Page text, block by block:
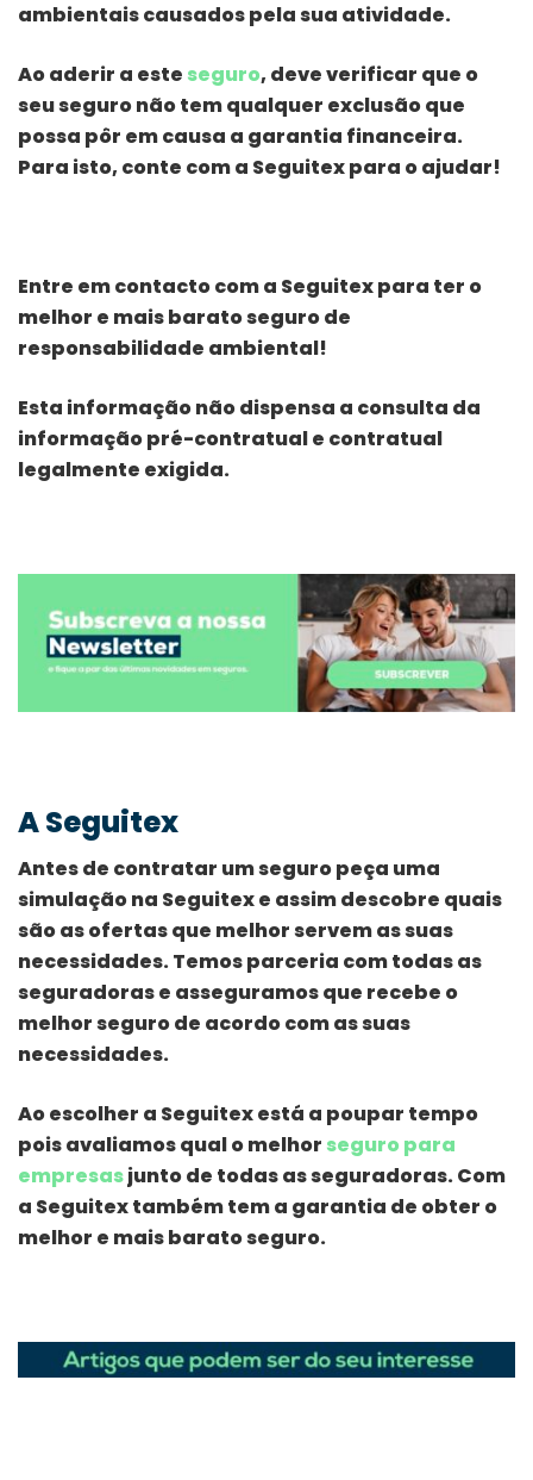
ambientais causados pela sua atividade.
Ao aderir a este seguro, deve verificar que o
seu seguro não tem qualquer exclusão que
possa pôr em causa a garantia financeira.
Para isto, conte com a Seguitex para o ajudar!
Entre em contacto com a Seguitex para ter o
melhor e mais barato seguro de
responsabilidade ambiental!
Esta informação não dispensa a consulta da
informação pré-contratual e contratual
legalmente exigida.
A Seguitex
Antes de contratar um seguro peça uma
simulação na Seguitex e assim descobre quais
são as ofertas que melhor servem as suas
necessidades. Temos parceria com todas as
seguradoras e asseguramos que recebe o
melhor seguro de acordo com as suas
necessidades.
Ao escolher a Seguitex está a poupar tempo
pois avaliamos qual o melhor seguro para
empresasjunto de todas as seguradoras. Com
a Seguitex também tem a garantia de obter o
melhor e mais barato seguro.